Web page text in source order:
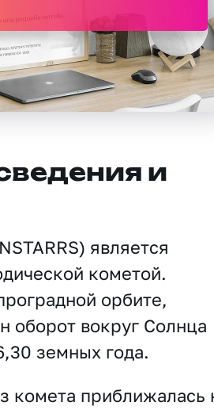
и
является
кометой.
орбите,
оборот вокруг Солнца
земных года.
комета приближалась